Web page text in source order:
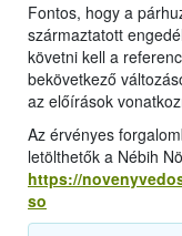
Fontos, hogy a
származtatott
követni kell a
bekövetkező
az előírások
Az érvényes
letölthetők a Nébih
https://
so